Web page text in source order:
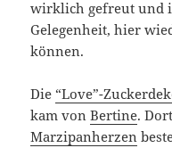
wirklich gefreut und
Gelegenheit, hier
können.
Die “Love”-
kam vonBertine.
Marzipanherzen